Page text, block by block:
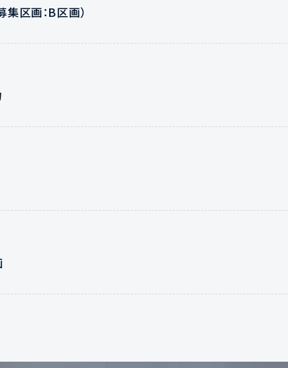
区画：B区画）